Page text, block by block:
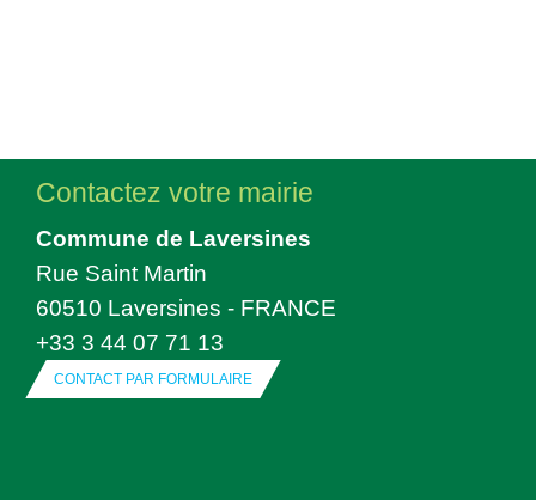
Contactez votre mairie
Commune de Laversines
Rue Saint Martin
60510 Laversines - FRANCE
+33 3 44 07 71 13
CONTACT PAR FORMULAIRE